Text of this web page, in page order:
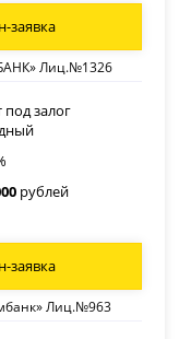
Лиц.№1326
заявка
залог
рублей
Лиц.№963
заявка